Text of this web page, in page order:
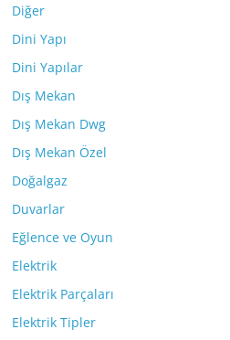
Diğer
Dini Yapı
Dini Yapılar
Dış Mekan
Dış Mekan Dwg
Dış Mekan Özel
Doğalgaz
Duvarlar
Eğlence ve Oyun
Elektrik
Elektrik Parçaları
Elektrik Tipler